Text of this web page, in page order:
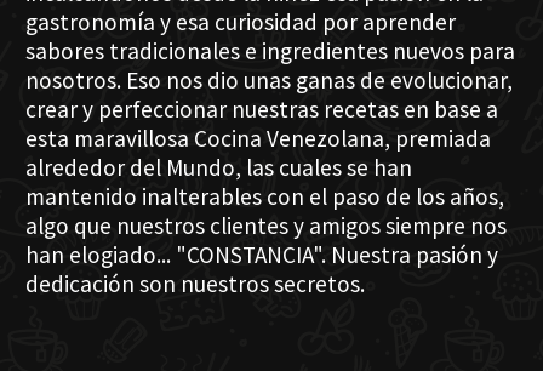
gastronomía y esa curiosidad por aprender
sabores tradicionales e ingredientes nuevos para
nosotros. Eso nos dio unas ganas de evolucionar,
crear y perfeccionar nuestras recetas en base a
esta maravillosa Cocina Venezolana, premiada
alrededor del Mundo, las cuales se han
mantenido inalterables con el paso de los años,
algo que nuestros clientes y amigos siempre nos
han elogiado... "CONSTANCIA". Nuestra pasión y
dedicación son nuestros secretos.